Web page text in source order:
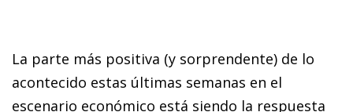
La parte más positiva (y sorprendente) de lo
acontecido estas últimas semanas en el
escenario económico está siendo la respuesta